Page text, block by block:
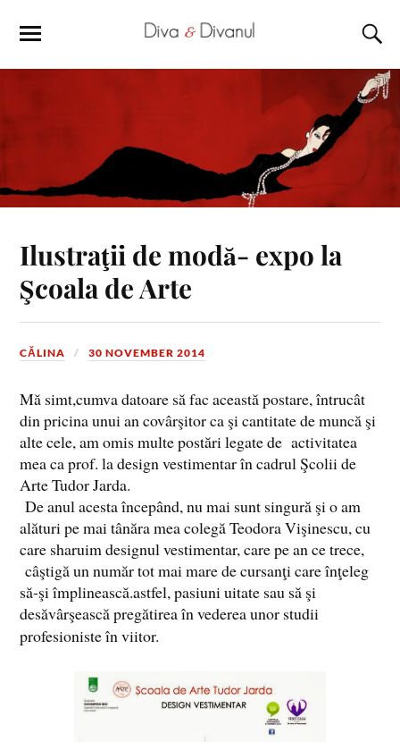
Ilustraţii de modă- expo la
Şcoala de Arte
CĂLINA 30 NOVEMBER 2014
Mă simt,cumva datoare să fac această postare, întrucât
din pricina unui an covârşitor ca şi cantitate de muncă şi
alte cele, am omis multe postări legate de activitatea
mea ca prof. la design vestimentar în cadrul Şcolii de
Arte Tudor Jarda.
De anul acesta începând, nu mai sunt singură şi o am
alături pe mai tânăra mea colegă Teodora Vişinescu, cu
care sharuim designul vestimentar, care pe an ce trece,
câştigă un număr tot mai mare de cursanţi care înţeleg
să-şi împlinească.astfel, pasiuni uitate sau să şi
desăvârşească pregătirea în vederea unor studii
profesioniste în viitor.